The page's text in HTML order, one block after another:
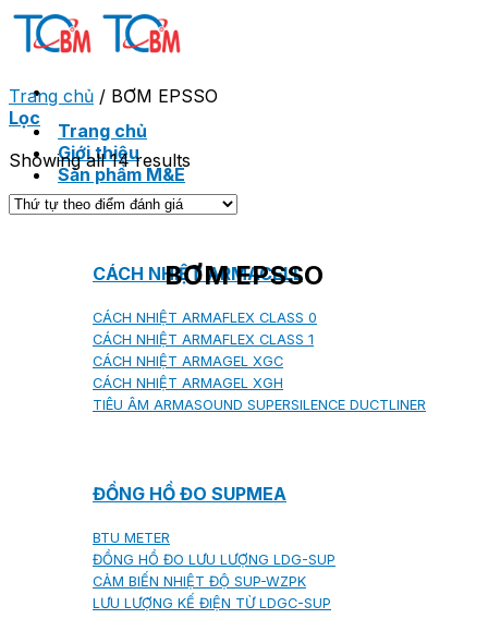
Skip
Trang chủ
Giới thiệu
Sản phẩm M&E
CÁCH NHIỆT ARMACELL
CÁCH NHIỆT ARMAFLEX CLASS 0
CÁCH NHIỆT ARMAFLEX CLASS 1
CÁCH NHIỆT ARMAGEL XGC
CÁCH NHIỆT ARMAGEL XGH
TIÊU ÂM ARMASOUND SUPERSILENCE DUCTLINER
ĐỒNG HỒ ĐO SUPMEA
BTU METER
ĐỒNG HỒ ĐO LƯU LƯỢNG LDG-SUP
CẢM BIẾN NHIỆT ĐỘ SUP-WZPK
LƯU LƯỢNG KẾ ĐIỆN TỪ LDGC-SUP
Trang chủ / BƠM EPSSO
Lọc
Showing all 14 results
BƠM EPSSO